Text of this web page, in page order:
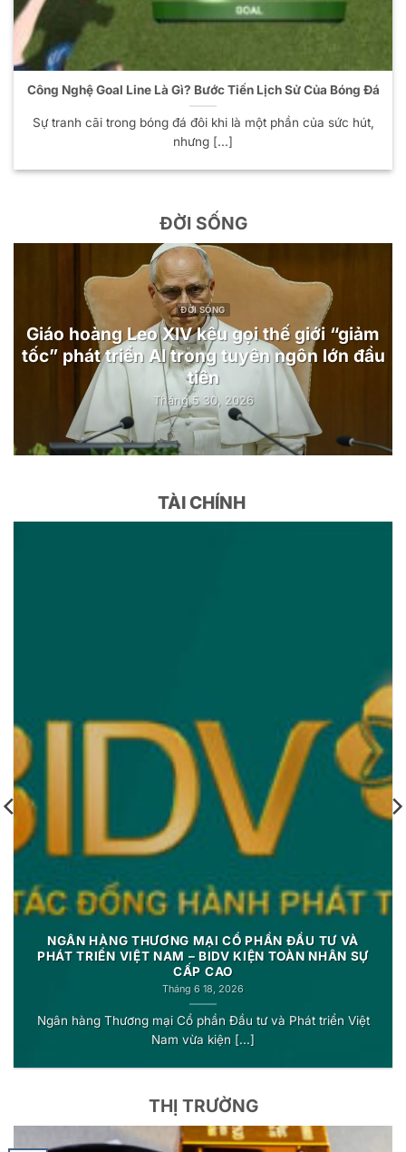
Công Nghệ Goal Line Là Gì? Bước Tiến Lịch Sử Của Bóng Đá
Sự tranh cãi trong bóng đá đôi khi là một phần của sức hút,
nhưng [...]
ĐỜI SỐNG
ĐỜI SỐNG
Giáo hoàng Leo XIV kêu gọi thế giới “giảm
tốc” phát triển AI trong tuyên ngôn lớn đầu
tiên
Tháng 5 30, 2026
TÀI CHÍNH
NGÂN HÀNG THƯƠNG MẠI CỔ PHẦN ĐẦU TƯ VÀ
PHÁT TRIỂN VIỆT NAM – BIDV KIỆN TOÀN NHÂN SỰ
CẤP CAO
Tháng 6 18, 2026
Ngân hàng Thương mại Cổ phần Đầu tư và Phát triển Việt
Nam vừa kiện [...]
THỊ TRƯỜNG